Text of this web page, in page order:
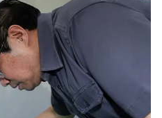
Tấm lòng Việt
Vươn mình bằng AI